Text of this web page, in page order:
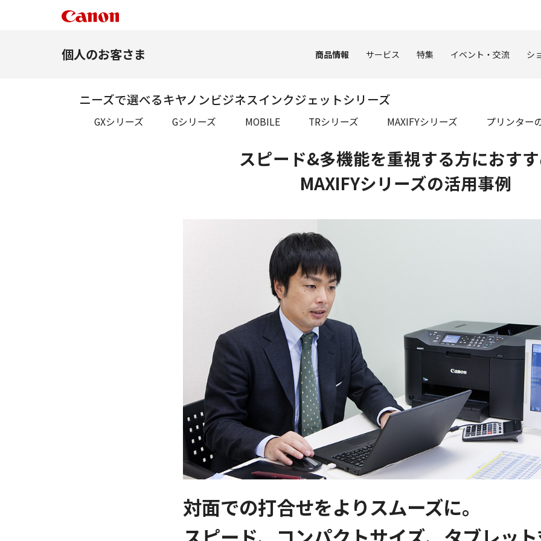
個人のお客さま 商品情報 サービス 特集 イベント・交流 シ
ニーズで選べるキヤノンビジネスインクジェットシリーズ
GXシリーズ Gシリーズ MOBILE TRシリーズ MAXIFYシリーズ プリンター
スピード&多機能を重視する方におす
MAXIFYシリーズの活用事例
対面での打合せをよりスムーズに。